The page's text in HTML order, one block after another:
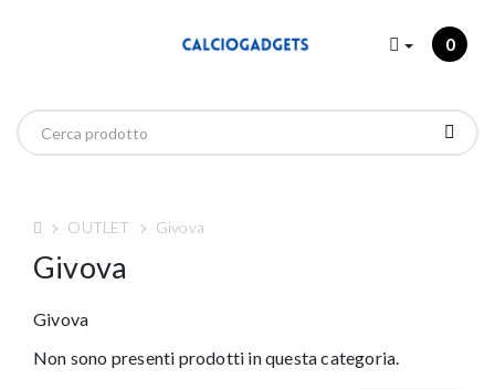
0
OUTLET Givova
Givova
Givova
Non sono presenti prodotti in questa categoria.